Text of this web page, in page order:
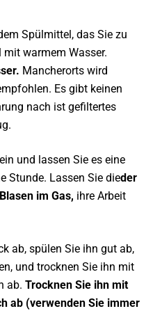
Spülmittel, das Sie zu
mit warmem Wasser.
Mancherorts wird
Es gibt keinen
nach ist gefiltertes
und lassen Sie es eine
Stunde. Lassen Sie dieder
im Gas, ihre Arbeit
ab, spülen Sie ihn gut ab,
und trocknen Sie ihn mit
ab. Trocknen Sie ihn mit
ab (verwenden Sie immer